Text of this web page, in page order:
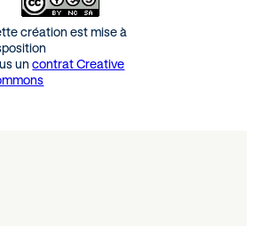
création est mise à
uncontrat Creative